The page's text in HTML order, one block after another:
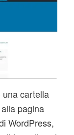
una cartella
pagina
WordPress,